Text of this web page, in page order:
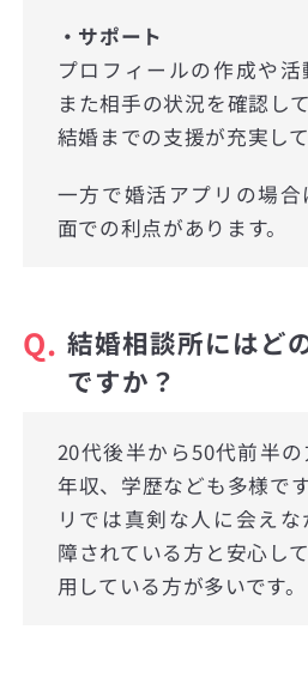
・サポート
プロフィールの作成や活
また相手の状況を確認し
結婚までの支援が充実して
一方で婚活アプリの場
面での利点があります。
Q. 結婚相談所にはど
ですか？
20代後半から50代前半
年収、学歴なども多様で
リでは真剣な人に会え
障されている方と安心し
用している方が多いです。